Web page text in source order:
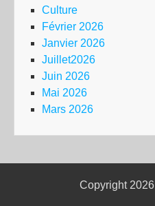
Culture
Février 2026
Janvier 2026
Juillet2026
Juin 2026
Mai 2026
Mars 2026
Copyright 2026